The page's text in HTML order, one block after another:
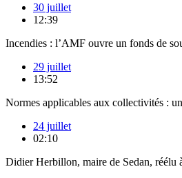
30 juillet
12:39
Incendies : l’AMF ouvre un fonds de
29 juillet
13:52
Normes applicables aux collectivités :
24 juillet
02:10
Didier Herbillon, maire de Sedan, réélu